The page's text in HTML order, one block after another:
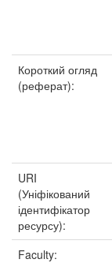
Короткий огляд
(реферат):
URI
(Уніфікований
ідентифікатор
ресурсу):
Faculty: